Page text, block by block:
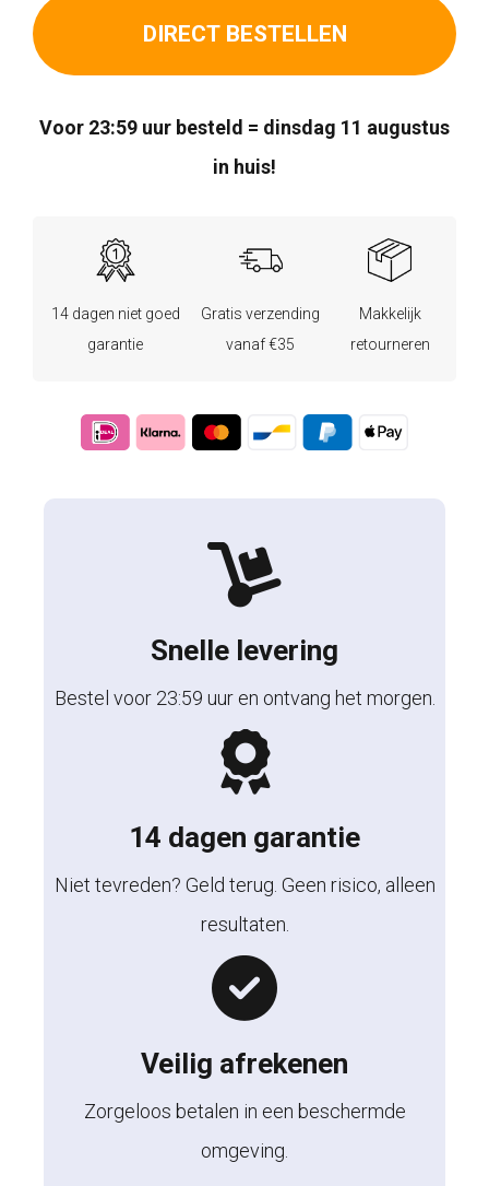
DIRECT BESTELLEN
Voor 23:59 uur besteld = dinsdag 11 augustus
in huis!
14 dagen niet goed
garantie
Gratis verzending
vanaf €35
Makkelijk
retourneren
Snelle levering
Bestel voor 23:59 uur en ontvang het morgen.
14 dagen garantie
Niet tevreden? Geld terug. Geen risico, alleen
resultaten.
Veilig afrekenen
Zorgeloos betalen in een beschermde
omgeving.